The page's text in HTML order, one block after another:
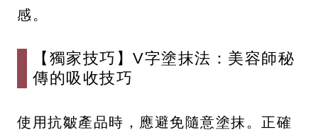
感。
【獨家技巧】V字塗抹法：美容師秘
傳的吸收技巧
使用抗皺產品時，應避免隨意塗抹。正確